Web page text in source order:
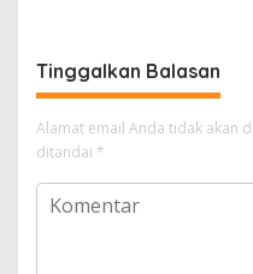
Tinggalkan Balasan
Alamat email Anda tidak akan
ditandai *